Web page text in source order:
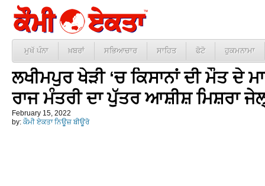
ਮੁਖੱ ਪੰਨਾ ਖ਼ਬਰਾਂ ਸਭਿਆਚਾਰ ਸਾਹਿਤ ਫੋਟੋ ਹੁਕਮਨਾਮਾ
ਲਖੀਮਪੁਰ ਖੇੜੀ ‘ਚ ਕਿਸਾਨਾਂ ਦੀ ਮੌਤ ਦੇ
ਰਾਜ ਮੰਤਰੀ ਦਾ ਪੁੱਤਰ ਆਸ਼ੀਸ਼ ਮਿਸ਼ਰਾ
February 15, 2022
by: ਕੌਮੀ ਏਕਤਾ ਨਿਊਜ਼ ਬੀਊਰੋ